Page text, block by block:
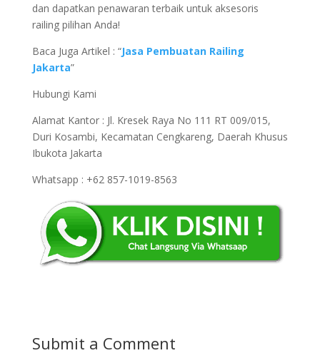
dan dapatkan penawaran terbaik untuk aksesoris
railing pilihan Anda!
Baca Juga Artikel : “Jasa Pembuatan Railing
Jakarta”
Hubungi Kami
Alamat Kantor : Jl. Kresek Raya No 111 RT 009/015,
Duri Kosambi, Kecamatan Cengkareng, Daerah Khusus
Ibukota Jakarta
Whatsapp : +62 857-1019-8563
Submit a Comment